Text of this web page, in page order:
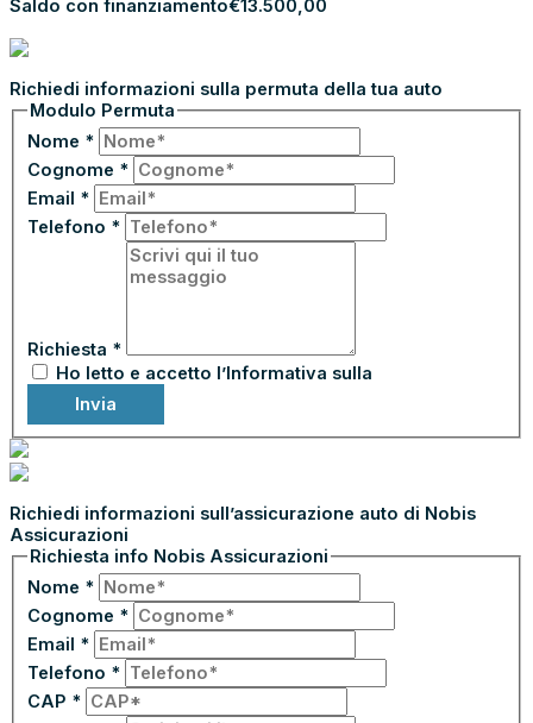
Saldo con finanziamento€13.500,00
Richiedi informazioni sulla permuta della tua auto
Modulo Permuta
Nome *
Cognome *
Email *
Telefono *
Richiesta *
Ho letto e accetto l’Informativa sulla
Invia
Richiedi informazioni sull’assicurazione auto di Nobis
Assicurazioni
Richiesta info Nobis Assicurazioni
Nome *
Cognome *
Email *
Telefono *
CAP *